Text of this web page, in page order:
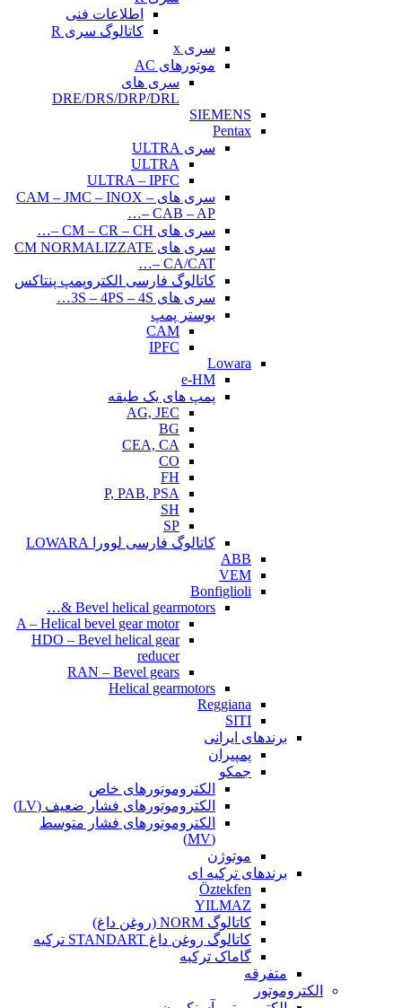
اطلاعات فنی
کاتالوگ سری R
سری x
موتورهای AC
سری های
DRE/DRS/DRP/DRL
SIEMENS
Pentax
سری ULTRA
ULTRA
ULTRA – IPFC
سری های CAM – JMC – INOX –
CAB – AP –…
سری های CM – CR – CH –…
سری های CM NORMALIZZATE
– CA/CAT…
کاتالوگ فارسی الکتروپمپ پنتاکس
سری های 3S – 4PS – 4S…
بوستر پمپ
CAM
IPFC
Lowara
e-HM
پمپ های یک طبقه
AG, JEC
BG
CEA, CA
CO
FH
P, PAB, PSA
SH
SP
کاتالوگ فارسی لوورا LOWARA
ABB
VEM
Bonfiglioli
Bevel helical gearmotors &…
A – Helical bevel gear motor
HDO – Bevel helical gear
reducer
RAN – Bevel gears
Helical gearmotors
Reggiana
SITI
برندهای ایرانی
پمپیران
جمکو
الکتروموتورهای خاص
الکتروموتورهای فشار ضعیف (LV)
الکتروموتورهای فشار متوسط
(MV)
موتوژن
برندهای ترکیه ای
Öztekfen
YILMAZ
کاتالوگ NORM (روغن داغ)
کاتالوگ روغن داغ STANDART ترکیه
گاماک ترکیه
متفرقه
الکتروموتور